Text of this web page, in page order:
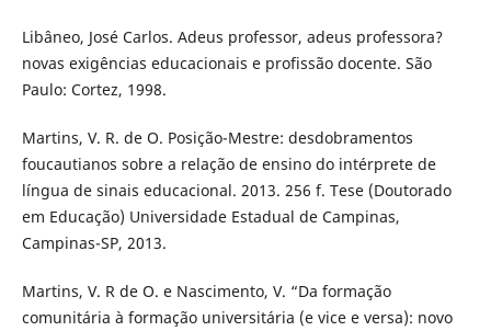
Libâneo, José Carlos. Adeus professor, adeus professora?
novas exigências educacionais e profissão docente. São
Paulo: Cortez, 1998.
Martins, V. R. de O. Posição-Mestre: desdobramentos
foucautianos sobre a relação de ensino do intérprete de
língua de sinais educacional. 2013. 256 f. Tese (Doutorado
em Educação) Universidade Estadual de Campinas,
Campinas-SP, 2013.
Martins, V. R de O. e Nascimento, V. “Da formação
comunitária à formação universitária (e vice e versa): novo